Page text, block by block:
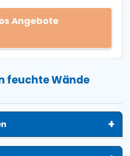
Angebote
feuchte Wände